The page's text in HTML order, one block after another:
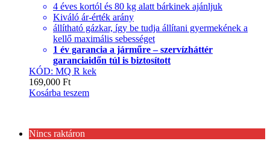
4 éves kortól és 80 kg alatt bárkinek ajánljuk
Kiváló ár-érték arány
állítható gázkar, így be tudja állítani gyermekének a
kellő maximális sebességet
1 év garancia a járműre – szervízháttér
garanciaidőn túl is biztosított
KÓD: MQ R kek
169,000 Ft
Kosárba teszem
Nincs raktáron